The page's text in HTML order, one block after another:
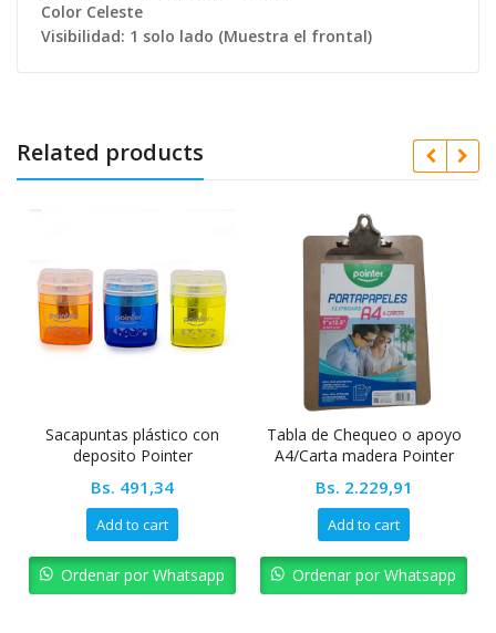
Color Celeste
Visibilidad: 1 solo lado (Muestra el frontal)
Related products
Sacapuntas plástico con
deposito Pointer
Bs. 491,34
Add to cart
Ordenar por Whatsapp
Tabla de Chequeo o apoyo
A4/Carta madera Pointer
Bs. 2.229,91
Add to cart
Ordenar por Whatsapp